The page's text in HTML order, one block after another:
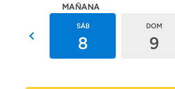
MAÑANA
SÁB
8
DOM
9